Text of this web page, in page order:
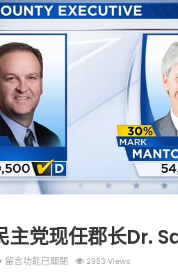
主党现任郡长Dr.
在
留言功能已關閉 2983 Views